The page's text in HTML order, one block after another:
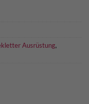
Ausrüstung,